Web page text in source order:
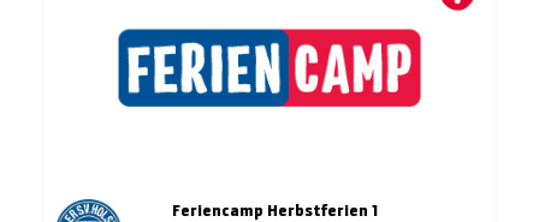
Feriencamp Herbstferien 1